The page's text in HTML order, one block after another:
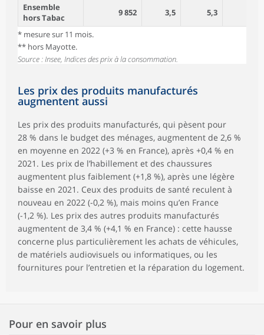
Ensemble
hors Tabac
9 852 3,5 5,3
* mesure sur 11 mois.
** hors Mayotte.
Source : Insee, Indices des prix à la consommation.
Les prix des produits manufacturés
augmentent aussi
Les prix des produits manufacturés, qui pèsent pour
28 % dans le budget des ménages, augmentent de 2,6 %
en moyenne en 2022 (+3 % en France), après +0,4 % en
2021. Les prix de l’habillement et des chaussures
augmentent plus faiblement (+1,8 %), après une légère
baisse en 2021. Ceux des produits de santé reculent à
nouveau en 2022 (-0,2 %), mais moins qu’en France
(-1,2 %). Les prix des autres produits manufacturés
augmentent de 3,4 % (+4,1 % en France) : cette hausse
concerne plus particulièrement les achats de véhicules,
de matériels audiovisuels ou informatiques, ou les
fournitures pour l’entretien et la réparation du logement.
Pour en savoir plus